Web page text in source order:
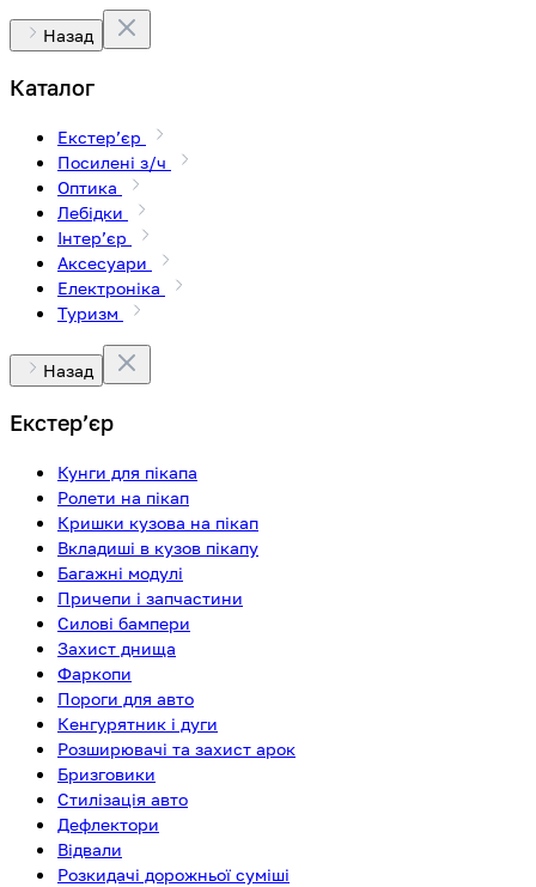
Назад
Каталог
Екстерʼєр
Посилені з/ч
Оптика
Лебідки
Інтерʼєр
Аксесуари
Електроніка
Туризм
Назад
Екстерʼєр
Кунги для пікапа
Ролети на пікап
Кришки кузова на пікап
Вкладиші в кузов пікапу
Багажні модулі
Причепи і запчастини
Силові бампери
Захист днища
Фаркопи
Пороги для авто
Кенгурятник і дуги
Розширювачі та захист арок
Бризговики
Стилізація авто
Дефлектори
Відвали
Розкидачі дорожньої суміші